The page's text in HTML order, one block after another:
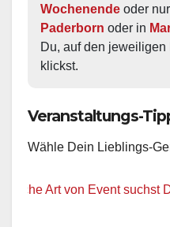
Wochenende oder
Paderborn oder in
Du, auf den jeweiligen
klickst.
Veranstaltungs-
Wähle Dein Lieblings-
von Event suchst Du